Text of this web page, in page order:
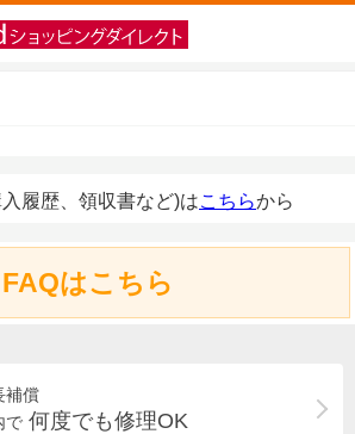
履歴、領収書など)はこちらから
FAQはこちら
補償
で 何度でも修理OK